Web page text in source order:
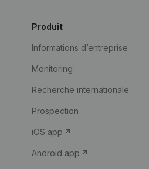
Produit
Informations d’entreprise
Monitoring
Recherche internationale
Prospection
iOS app
Android app